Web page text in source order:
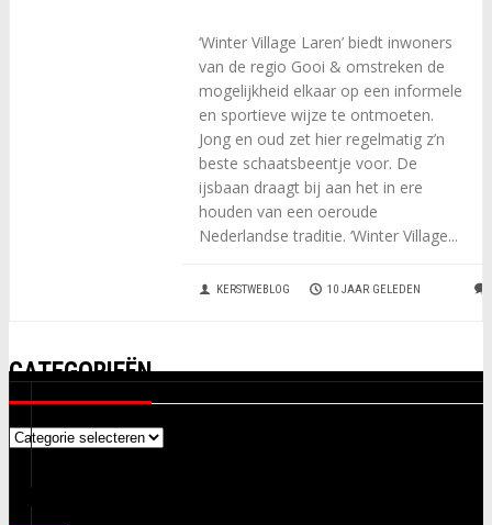
‘Winter Village Laren’ biedt inwoners
van de regio Gooi & omstreken de
mogelijkheid elkaar op een informele
en sportieve wijze te ontmoeten.
Jong en oud zet hier regelmatig z’n
beste schaatsbeentje voor. De
ijsbaan draagt bij aan het in ere
houden van een oeroude
Nederlandse traditie. ‘Winter Village...
KERSTWEBLOG 10 JAAR GELEDEN
CATEGORIEËN
Categorieën
LINKS